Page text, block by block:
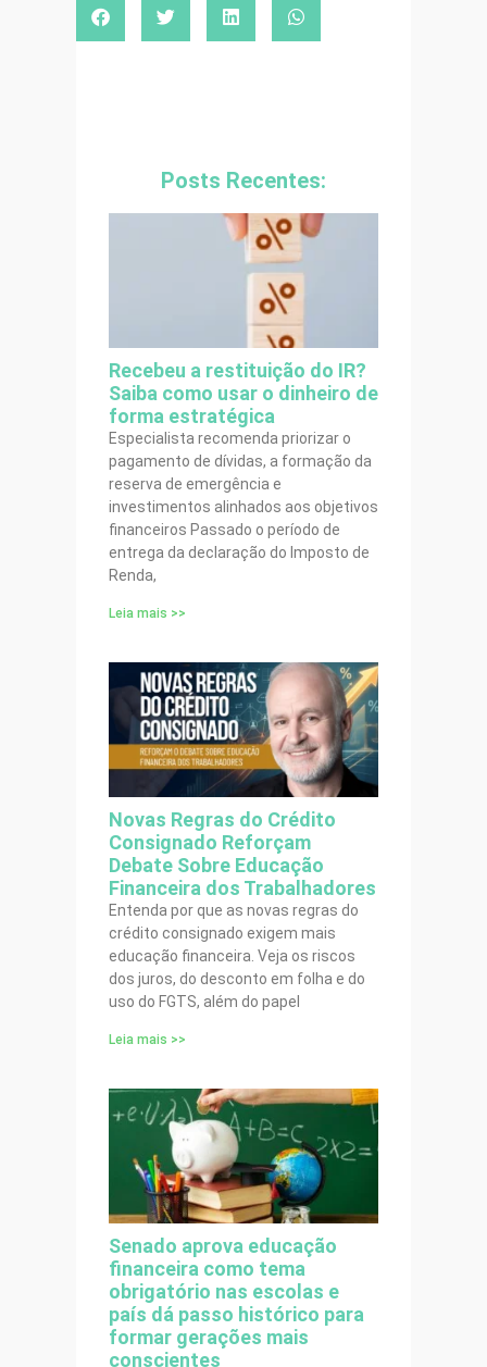
Posts Recentes:
Recebeu a restituição do IR?
Saiba como usar o dinheiro de
forma estratégica
Especialista recomenda priorizar o
pagamento de dívidas, a formação da
reserva de emergência e
investimentos alinhados aos objetivos
financeiros Passado o período de
entrega da declaração do Imposto de
Renda,
Leia mais >>
Novas Regras do Crédito
Consignado Reforçam
Debate Sobre Educação
Financeira dos Trabalhadores
Entenda por que as novas regras do
crédito consignado exigem mais
educação financeira. Veja os riscos
dos juros, do desconto em folha e do
uso do FGTS, além do papel
Leia mais >>
Senado aprova educação
financeira como tema
obrigatório nas escolas e
país dá passo histórico para
formar gerações mais
conscientes